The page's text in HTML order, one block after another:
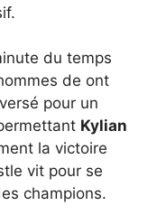
du temps
de ont
pour un
Kylian
la victoire
vit pour se
champions.